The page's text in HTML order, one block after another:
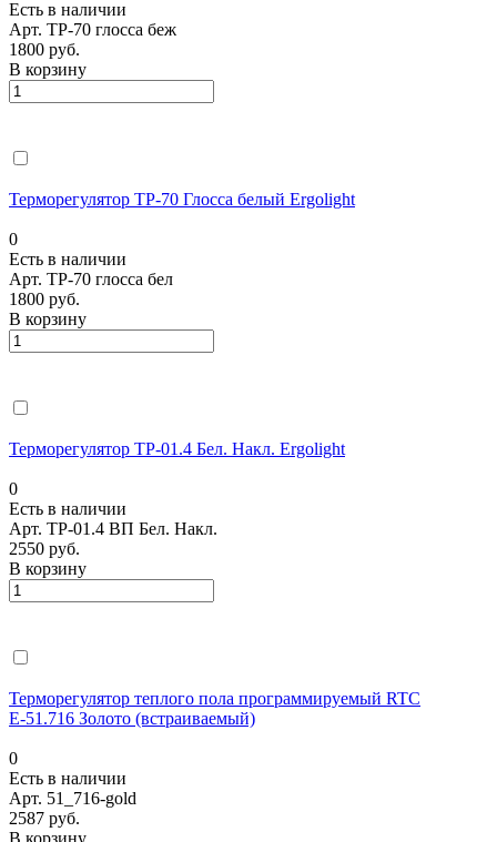
Есть в наличии
Арт. ТР-70 глосса беж
1800 руб.
В корзину
Терморегулятор ТР-70 Глосса белый Ergolight
0
Есть в наличии
Арт. ТР-70 глосса бел
1800 руб.
В корзину
Терморегулятор ТР-01.4 Бел. Накл. Ergolight
0
Есть в наличии
Арт. ТР-01.4 ВП Бел. Накл.
2550 руб.
В корзину
Терморегулятор теплого пола программируемый RTC
Е-51.716 Золото (встраиваемый)
0
Есть в наличии
Арт. 51_716-gold
2587 руб.
В корзину